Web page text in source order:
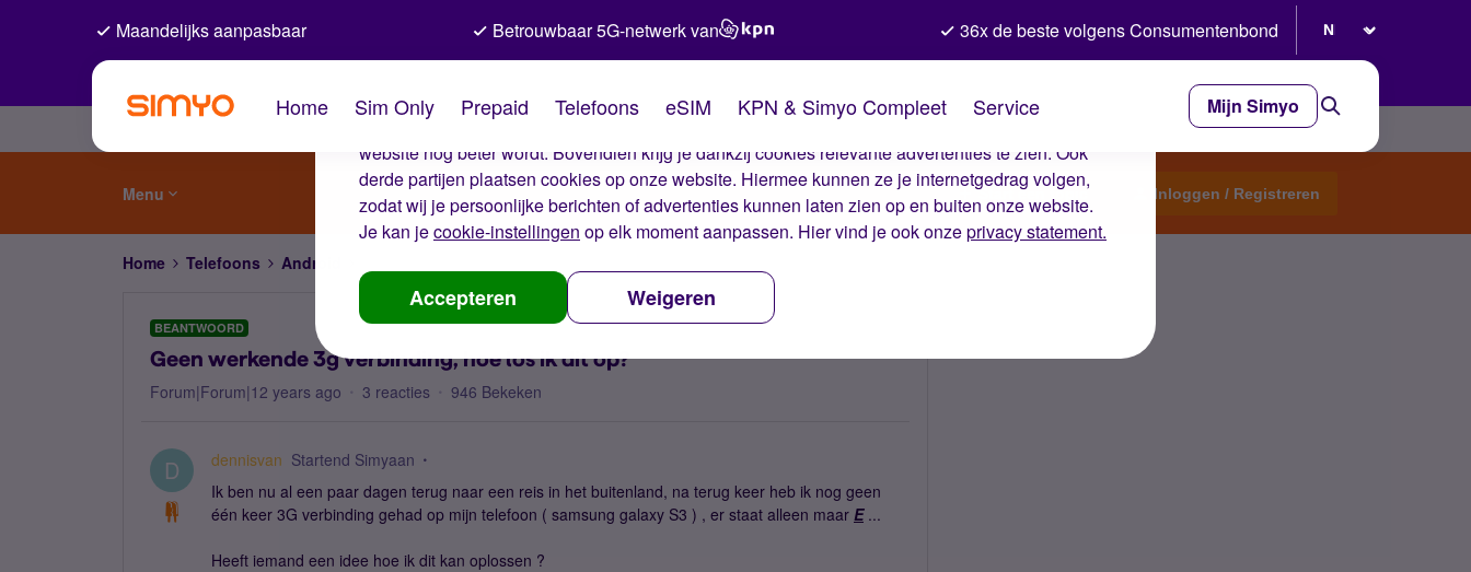
De cookies van Simyo
Wij gebruiken cookies op onze website. Met deze cookies zorgen wij ervoor dat je ervaring op de
website nog beter wordt. Bovendien krijg je dankzij cookies relevante advertenties te zien. Ook
derde partijen plaatsen cookies op onze website. Hiermee kunnen ze je internetgedrag volgen,
zodat wij je persoonlijke berichten of advertenties kunnen laten zien op en buiten onze website.
Je kan jecookie-instellingen op elk moment aanpassen. Hier vind je ook onzeprivacy statement.
Accepteren Weigeren
Maandelijks aanpasbaar Betrouwbaar 5G-netwerk van 36x de beste volgens Consumentenbond
Home Sim Only Prepaid Telefoons eSIM KPN & Simyo Compleet Service Mijn Simyo
Menu Start een topic Inloggen / Registreren
Home Telefoons Android
BEANTWOORD
Geen werkende 3g verbinding, hoe los ik dit op?
Forum|Forum|12 years ago 3 reacties 946 Bekeken
D dennisvan Startend Simyaan
Ik ben nu al een paar dagen terug naar een reis in het buitenland, na terug keer heb ik nog geen
één keer 3G verbinding gehad op mijn telefoon ( samsung galaxy S3 ) , er staat alleen maar E...
Heeft iemand een idee hoe ik dit kan oplossen ?